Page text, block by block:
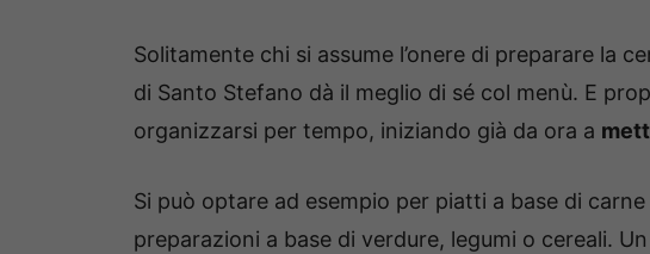
Solitamente chi si assume l’onere di preparare la
di Santo Stefano dà il meglio di sé col menù. E
organizzarsi per tempo, iniziando già da ora a
Si può optare ad esempio per piatti a base di
preparazioni a base di verdure, legumi o cereali.